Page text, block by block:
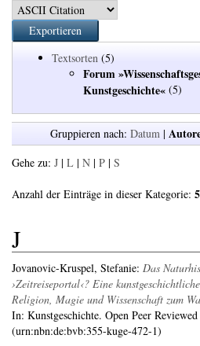
Textsorten (5)
Forum
Kunstgeschichte« (5)
Gruppieren nach: Datum|
Gehe zu: J | L | N | P | S
Anzahl der Einträge in dieser Kategorie: 5
J
Jovanovic-Kruspel, Stefanie: Das
›Zeitreiseportal‹? Eine
Religion, Magie und Wissenschaft zum
In: Kunstgeschichte. Open Peer
(urn:nbn:de:bvb:355-kuge-472-1)